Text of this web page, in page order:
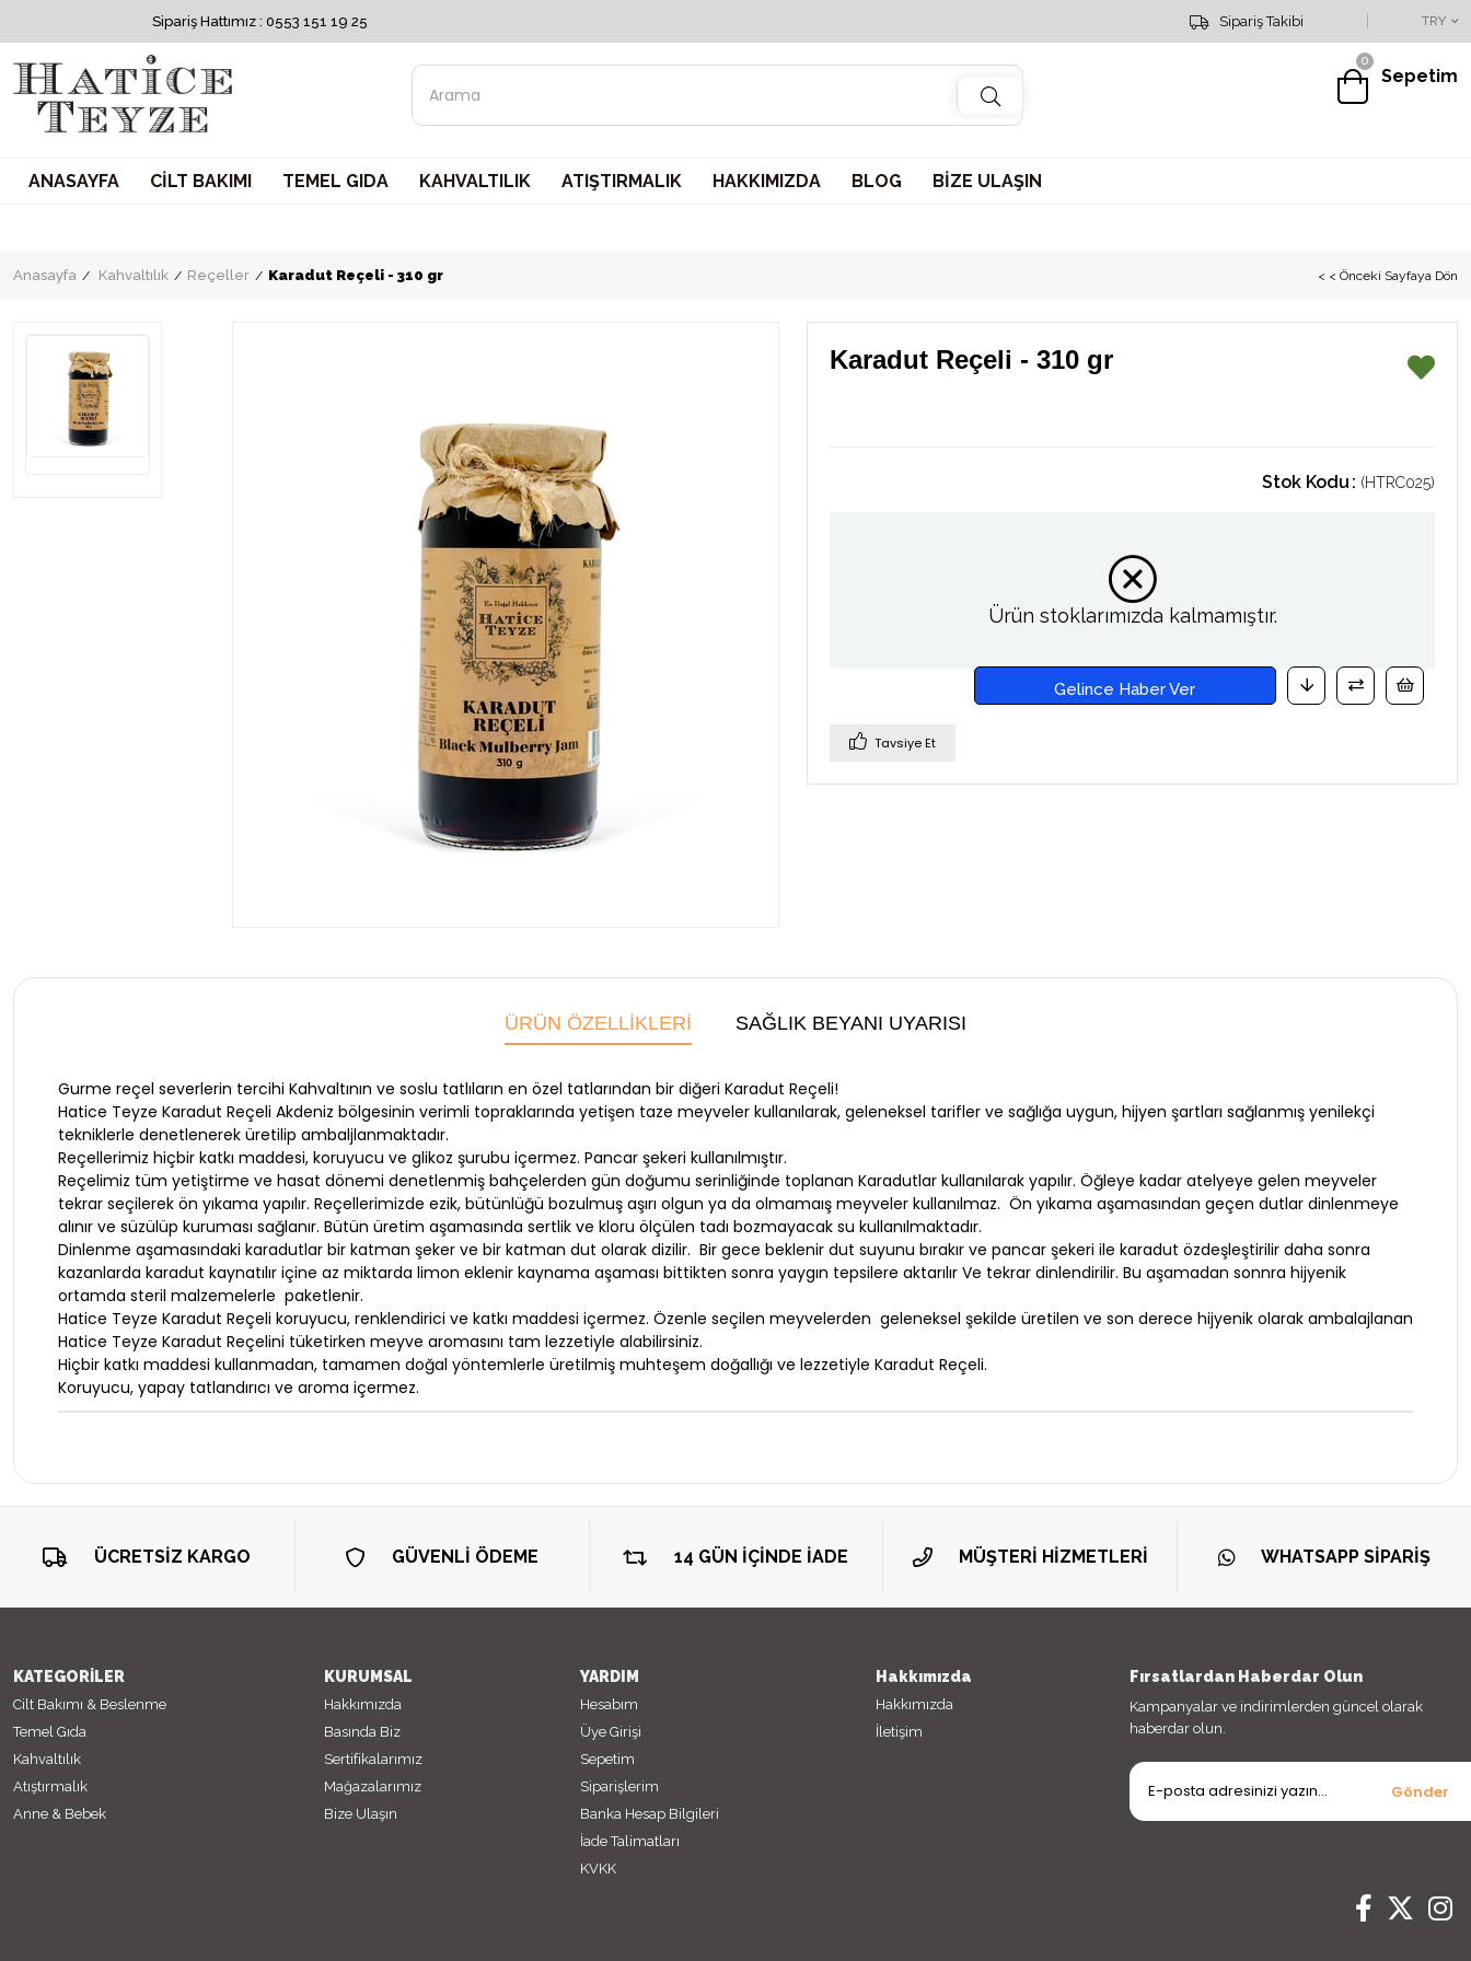
Sipariş Hattımız : 0553 151 19 25 Sipariş Hattımız : 0553 151 19 25
Sipariş Takibi TRY
Sepetim
0
ANASAYFA CİLT BAKIMI TEMEL GIDA KAHVALTILIK ATIŞTIRMALIK HAKKIMIZDA BLOG BİZE ULAŞIN
Anasayfa Kahvaltılık Reçeller Karadut Reçeli - 310 gr < < Önceki Sayfaya Dön
Karadut Reçeli - 310 gr
(HTRC025)
Stok Kodu
Ürün stoklarımızda kalmamıştır.
Gelince Haber Ver
Tavsiye Et
ÜRÜN ÖZELLIKLERI SAĞLIK BEYANI UYARISI
Gurme reçel severlerin tercihi Kahvaltının ve soslu tatlıların en özel tatlarından bir diğeri Karadut Reçeli!
Hatice Teyze Karadut Reçeli Akdeniz bölgesinin verimli topraklarında yetişen taze meyveler kullanılarak, geleneksel tarifler ve sağlığa uygun, hijyen şartları sağlanmış yenilekçi
tekniklerle denetlenerek üretilip ambaljlanmaktadır.
Reçellerimiz hiçbir katkı maddesi, koruyucu ve glikoz şurubu içermez. Pancar şekeri kullanılmıştır.
Reçelimiz tüm yetiştirme ve hasat dönemi denetlenmiş bahçelerden gün doğumu serinliğinde toplanan Karadutlar kullanılarak yapılır. Öğleye kadar atelyeye gelen meyveler
tekrar seçilerek ön yıkama yapılır. Reçellerimizde ezik, bütünlüğü bozulmuş aşırı olgun ya da olmamaış meyveler kullanılmaz. Ön yıkama aşamasından geçen dutlar dinlenmeye
alınır ve süzülüp kuruması sağlanır. Bütün üretim aşamasında sertlik ve kloru ölçülen tadı bozmayacak su kullanılmaktadır.
Dinlenme aşamasındaki karadutlar bir katman şeker ve bir katman dut olarak dizilir. Bir gece beklenir dut suyunu bırakır ve pancar şekeri ile karadut özdeşleştirilir daha sonra
kazanlarda karadut kaynatılır içine az miktarda limon eklenir kaynama aşaması bittikten sonra yaygın tepsilere aktarılır Ve tekrar dinlendirilir. Bu aşamadan sonnra hijyenik
ortamda steril malzemelerle paketlenir.
Hatice Teyze Karadut Reçeli koruyucu, renklendirici ve katkı maddesi içermez. Özenle seçilen meyvelerden geleneksel şekilde üretilen ve son derece hijyenik olarak ambalajlanan
Hatice Teyze Karadut Reçelini tüketirken meyve aromasını tam lezzetiyle alabilirsiniz.
Hiçbir katkı maddesi kullanmadan, tamamen doğal yöntemlerle üretilmiş muhteşem doğallığı ve lezzetiyle Karadut Reçeli.
Koruyucu, yapay tatlandırıcı ve aroma içermez.
ÜCRETSİZ KARGO GÜVENLİ ÖDEME 14 GÜN İÇİNDE İADE MÜŞTERİ HİZMETLERİ WHATSAPP SİPARİŞ
KATEGORİLER
Cilt Bakımı & Beslenme
Temel Gıda
Kahvaltılık
Atıştırmalık
Anne & Bebek
KURUMSAL
Hakkımızda
Basında Biz
Sertifikalarımız
Mağazalarımız
Bize Ulaşın
YARDIM
Hesabım
Üye Girişi
Sepetim
Siparişlerim
Banka Hesap Bilgileri
İade Talimatları
KVKK
Hakkımızda
Hakkımızda
İletişim
Fırsatlardan Haberdar Olun
Kampanyalar ve indirimlerden güncel olarak
haberdar olun.
Gönder